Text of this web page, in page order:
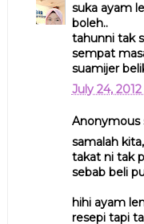
suka ayam
boleh..
tahunni tak
sempat
suamijer
July 24, 2012
Anonymous
samalah
takat ni tak
sebab beli
hihi ayam
resepi tapi